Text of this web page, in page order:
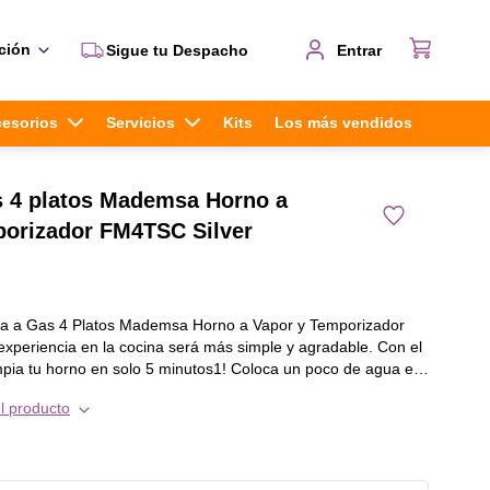
Sigue tu Despacho Entrar
Servicios Kits Los más vendidos
4 platos Mademsa Horno a
FM4TSC Silver
a Gas 4 Platos Mademsa Horno a Vapor y Temporizador
en la cocina será más simple y agradable. Con el
tu horno en solo 5 minutos1! Coloca un poco de agua en
y sencilla, sin importar lo que hayas cocinado. ¡Tu
Nuestra tecnología con vapor te permite recalentar de
producto